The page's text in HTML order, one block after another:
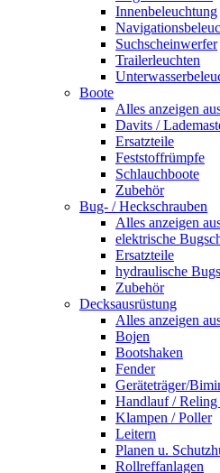
Innenbeleuchtung
Suchscheinwerfer
Trailerleuchten
Boote
Alles anzeigen
Davits /
Ersatzteile
Feststoffrümpfe
Schlauchboote
Zubehör
Bug- / Heckschrauben
Alles anzeigen
elektrische
Ersatzteile
hydraulische
Zubehör
Decksausrüstung
Alles anzeigen
Bojen
Bootshaken
Fender
Geräteträger/
Handlauf / Reling
Klampen / Poller
Leitern
Planen u.
Rollreffanlagen